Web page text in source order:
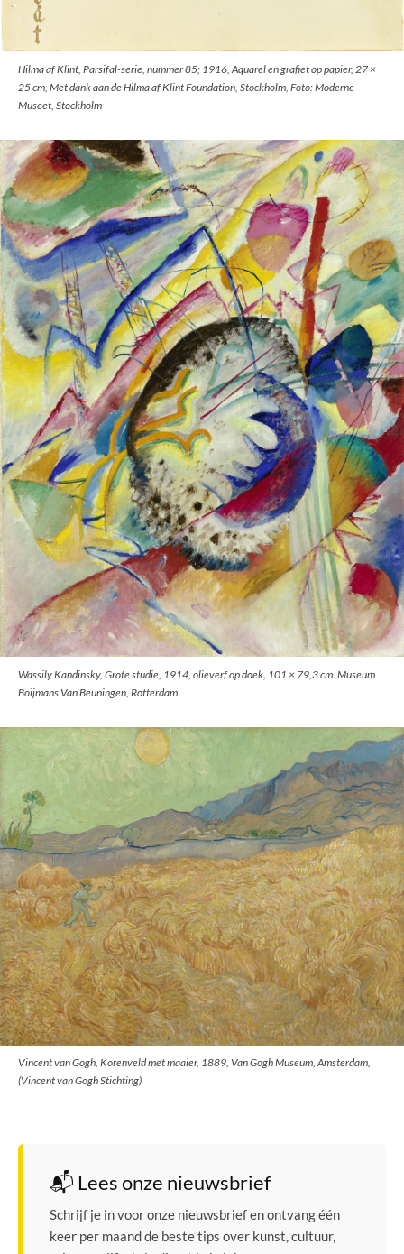
Hilma af Klint, Parsifal-serie, nummer 85; 1916, Aquarel en grafiet op papier, 27 ×
25 cm, Met dank aan de Hilma af Klint Foundation, Stockholm, Foto: Moderne
Museet, Stockholm
Wassily Kandinsky, Grote studie, 1914, olieverf op doek, 101 × 79,3 cm. Museum
Boijmans Van Beuningen, Rotterdam
Vincent van Gogh, Korenveld met maaier, 1889, Van Gogh Museum, Amsterdam,
(Vincent van Gogh Stichting)
📬 Lees onze nieuwsbrief
Schrijf je in voor onze nieuwsbrief en ontvang één
keer per maand de beste tips over kunst, cultuur,